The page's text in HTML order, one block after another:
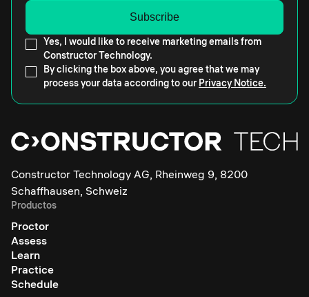
Yes, I would like to receive marketing emails from
Constructor Technology.
By clicking the box above, you agree that we may
process your data according to our Privacy Notice.
Constructor Technology AG, Rheinweg 9, 8200
Schaffhausen, Schweiz
Productos
Proctor
Assess
Learn
Practice
Schedule